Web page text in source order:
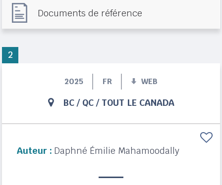
Documents de référence
2025 FR WEB
BC/ QC/ TOUT LE CANADA
Auteur : Daphné Émilie Mahamoodally
2